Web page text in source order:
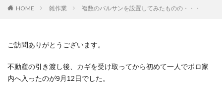
HOME 雑作業 複数のバルサンを設置してみたものの・・・
ご訪問ありがとうございます。
不動産の引き渡し後、カギを受け取ってから初めて一人でボロ家
内へ入ったのが9月12日でした。